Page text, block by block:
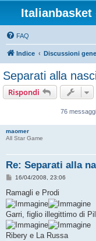
FAQ
Indice Discussioni
Separati alla
Rispondi
76 messaggi
maomer
All Star Game
Re: Separati alla
M
s
s
a
g
g
i
o
16/04/2008, 23:06
Ramagli e Prodi
Garri, figlio illegittimo di
Ribery e La Russa